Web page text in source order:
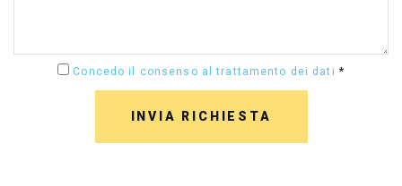
Concedo il consenso al trattamento dei dati *
INVIA RICHIESTA